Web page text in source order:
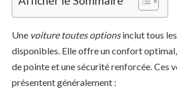
Une voiture toutes optionsinclut tous
disponibles. Elle offre un confort
de pointe et une sécurité renforcée. Ces
présentent généralement :